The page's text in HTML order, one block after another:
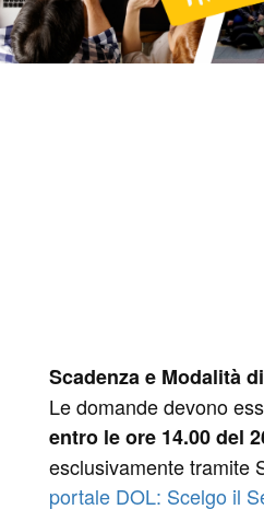
Scadenza e Modalità
Le domande devono
entro le ore 14.00 del
esclusivamente tramite
portale DOL: Scelgo il